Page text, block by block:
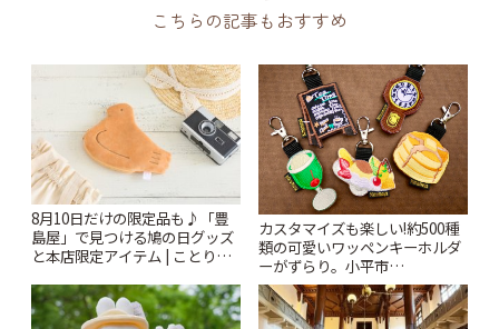
こちらの記事もおすすめ
8月10日だけの限定品も♪「豊
島屋」で見つける鳩の日グッズ
と本店限定アイテム | ことりっ
カスタマイズも楽しい!約500種
類の可愛いワッペンキーホルダ
ーがずらり。小平市
「Kimamaya T&K」 | ことりっ
ぷ